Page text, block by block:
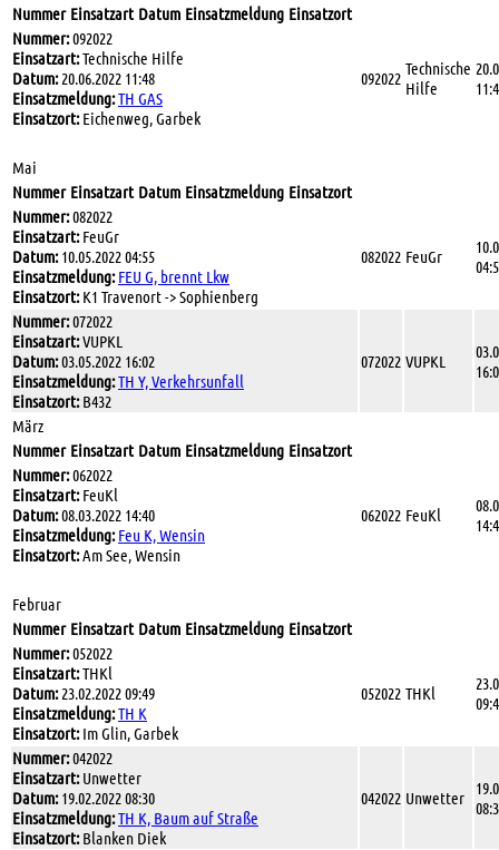
Nummer Einsatzart Datum Einsatzmeldung Einsatzort
Nummer:092022
Einsatzart:Technische Hilfe
Datum:20.06.2022 11:48
Einsatzmeldung:TH GAS
Einsatzort:Eichenweg, Garbek
092022 Technische
Hilfe
Mai
Nummer Einsatzart Datum Einsatzmeldung Einsatzort
Nummer:082022
Einsatzart:FeuGr
Datum:10.05.2022 04:55
Einsatzmeldung: FEU G, brennt Lkw
Einsatzort:K1 Travenort -> Sophienberg
082022 FeuGr
Nummer:072022
Einsatzart:VUPKL
Datum:03.05.2022 16:02
Einsatzmeldung:TH Y, Verkehrsunfall
Einsatzort:B432
072022 VUPKL
März
Nummer Einsatzart Datum Einsatzmeldung Einsatzort
Nummer:062022
Einsatzart:FeuKl
Datum:08.03.2022 14:40
Einsatzmeldung: Feu K, Wensin
Einsatzort:Am See, Wensin
062022 FeuKl
Februar
Nummer Einsatzart Datum Einsatzmeldung Einsatzort
Nummer:052022
Einsatzart:THKl
Datum:23.02.2022 09:49
Einsatzmeldung:TH K
Einsatzort:Im Glin, Garbek
052022 THKl
Nummer:042022
Einsatzart:Unwetter
Datum:19.02.2022 08:30
Einsatzmeldung:TH K, Baum auf Straße
Einsatzort:Blanken Diek
042022 Unwetter